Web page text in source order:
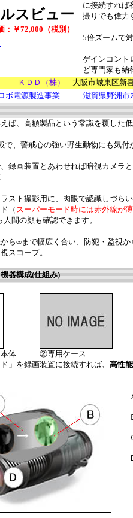
スビュー
：￥72,000（税別）
に接続すれば
撮りでも偉力
5倍ズームで
ゲインコント
ど専門家も納
ＫＤＤ（株）
大阪市城東区
ボ電源製造事業 滋賀県野洲
ば、高額製品という常識を覆した
で、警戒心の強い野生動物にも気
録画装置とあわせれば暗視カメラ
スト撮影用に、肉眼で認識しづら
（ スーパーモード時には赤外線が
間の顔も確認できます。
ら∞まで幅広く合い、防犯・監視
スコープ。
器構成(仕組み)
体
②専用ケース
」を録画装置に接続すれば、 高性